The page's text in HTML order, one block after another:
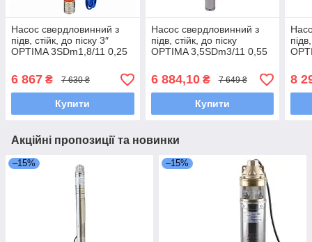
Насос свердловинний з
підв, стійк, до піску 3″
OPTIMA 3SDm1,8/11 0,25
пульт+кабель25м NEW
6 867 ₴ 7 630 ₴
Купити
Насос свердловинний з
підв, стійк, до піску
OPTIMA 3,5SDm3/11 0,55
6 884,10₴ 7 649 ₴
Купити
8
Акційні пропозиції та новинки
–15% –15%